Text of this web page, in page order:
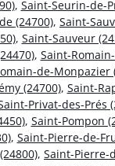
, Saint-Seurin-de-
(24700), Saint-
, Saint-Sauveur
, Saint-
de-Monpazier
(24700), Saint-
Privat-des-Prés
, Saint-Pompon
, Saint-Pierre-de-
, Saint-Pierre-